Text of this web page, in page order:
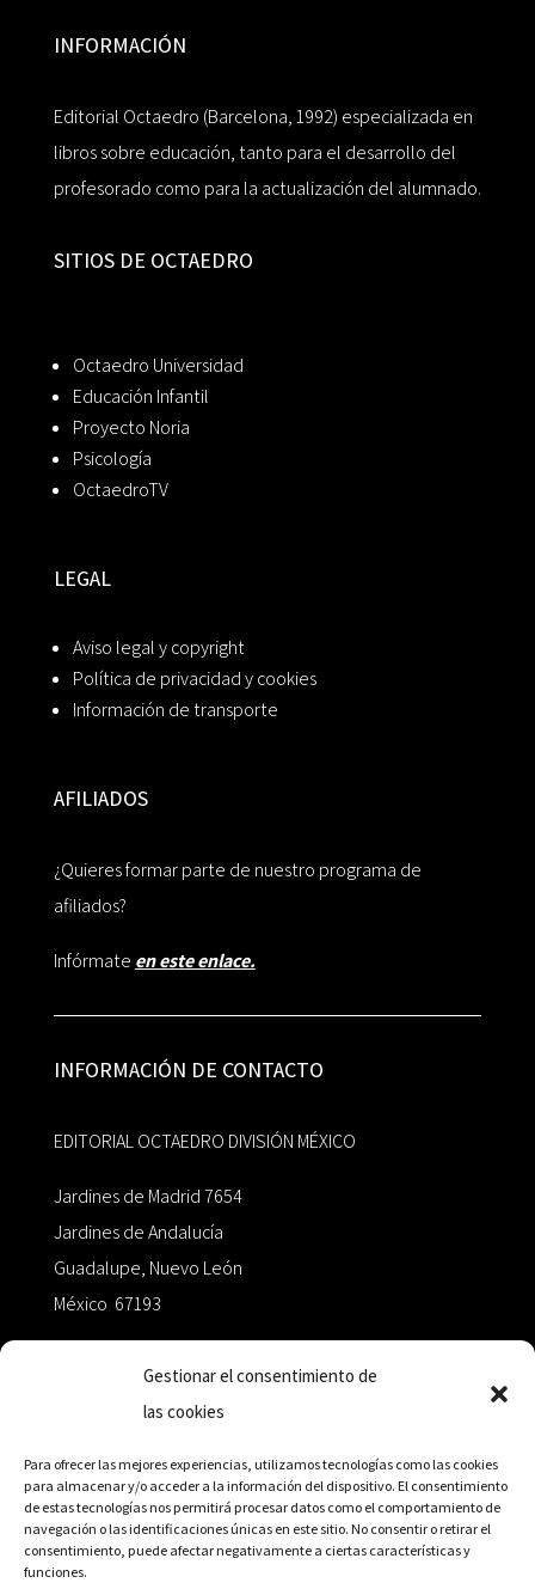
Gestionar el consentimiento de
las cookies
Para ofrecer las mejores experiencias, utilizamos tecnologías como las cookies
para almacenar y/o acceder a la información del dispositivo. El consentimiento
de estas tecnologías nos permitirá procesar datos como el comportamiento de
navegación o las identificaciones únicas en este sitio. No consentir o retirar el
consentimiento, puede afectar negativamente a ciertas características y
funciones.
INFORMACIÓN
Editorial Octaedro (Barcelona, 1992) especializada en
libros sobre educación, tanto para el desarrollo del
profesorado como para la actualización del alumnado.
SITIOS DE OCTAEDRO
Octaedro Universidad
Educación Infantil
Proyecto Noria
Psicología
OctaedroTV
LEGAL
Aviso legal y copyright
Política de privacidad y cookies
Información de transporte
AFILIADOS
¿Quieres formar parte de nuestro programa de
afiliados?
Infórmate en este enlace.
INFORMACIÓN DE CONTACTO
EDITORIAL OCTAEDRO DIVISIÓN MÉXICO
Jardines de Madrid 7654
Jardines de Andalucía
Guadalupe, Nuevo León
México 67193
+52 811.499.5638
RED DE DISTRIBUCIÓN